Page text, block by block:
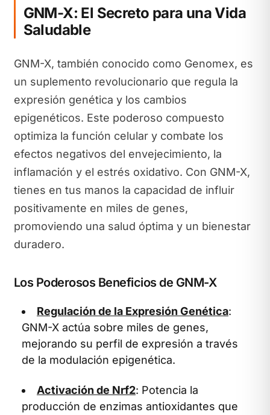
GNM-X: El Secreto para una Vida
Saludable
GNM-X, también conocido como Genomex, es
un suplemento revolucionario que regula la
expresión genética y los cambios
epigenéticos. Este poderoso compuesto
optimiza la función celular y combate los
efectos negativos del envejecimiento, la
inflamación y el estrés oxidativo. Con GNM-X,
tienes en tus manos la capacidad de influir
positivamente en miles de genes,
promoviendo una salud óptima y un bienestar
duradero.
Los Poderosos Beneficios de GNM-X
Regulación de la Expresión Genética:
GNM-X actúa sobre miles de genes,
mejorando su perfil de expresión a través
de la modulación epigenética.
Activación de Nrf2: Potencia la
producción de enzimas antioxidantes que